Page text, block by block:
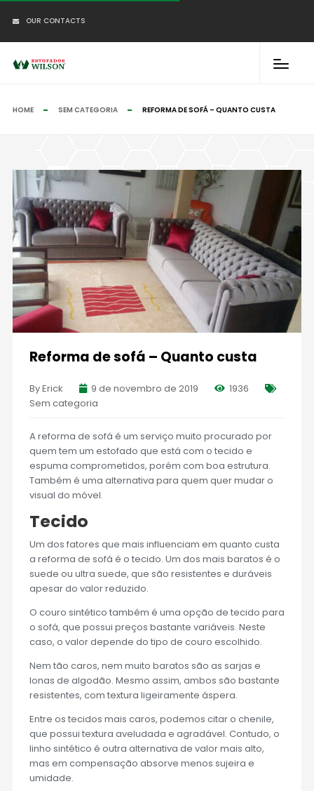
OUR CONTACTS
HOME SEM CATEGORIA REFORMA DE SOFÁ – QUANTO CUSTA
Reforma de sofá – Quanto custa
By Erick 9 de novembro de 2019
1936
Sem categoria
A reforma de sofá é um serviço muito procurado por
quem tem um estofado que está com o tecido e
espuma comprometidos, porém com boa estrutura.
Também é uma alternativa para quem quer mudar o
visual do móvel.
Tecido
Um dos fatores que mais influenciam em quanto custa
a reforma de sofá é o tecido. Um dos mais baratos é o
suede ou ultra suede, que são resistentes e duráveis
apesar do valor reduzido.
O couro sintético também é uma opção de tecido para
o sofá, que possui preços bastante variáveis. Neste
caso, o valor depende do tipo de couro escolhido.
Nem tão caros, nem muito baratos são as sarjas e
lonas de algodão. Mesmo assim, ambos são bastante
resistentes, com textura ligeiramente áspera.
Entre os tecidos mais caros, podemos citar o chenile,
que possui textura aveludada e agradável. Contudo, o
linho sintético é outra alternativa de valor mais alto,
mas em compensação absorve menos sujeira e
umidade.